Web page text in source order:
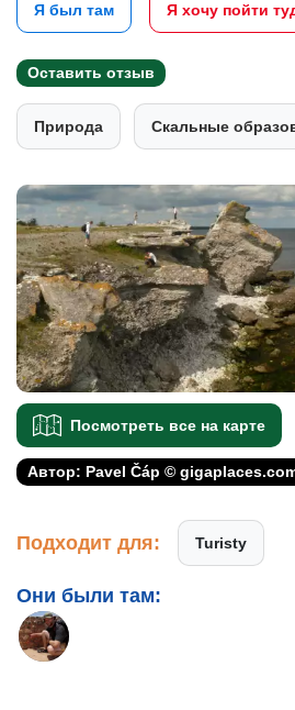
Я был там Я хочу пойти
Оставить отзыв
Природа Скальные
Посмотреть все на карте
Автор: Pavel Čáp ©
Подходит для: Turisty
Они были там: